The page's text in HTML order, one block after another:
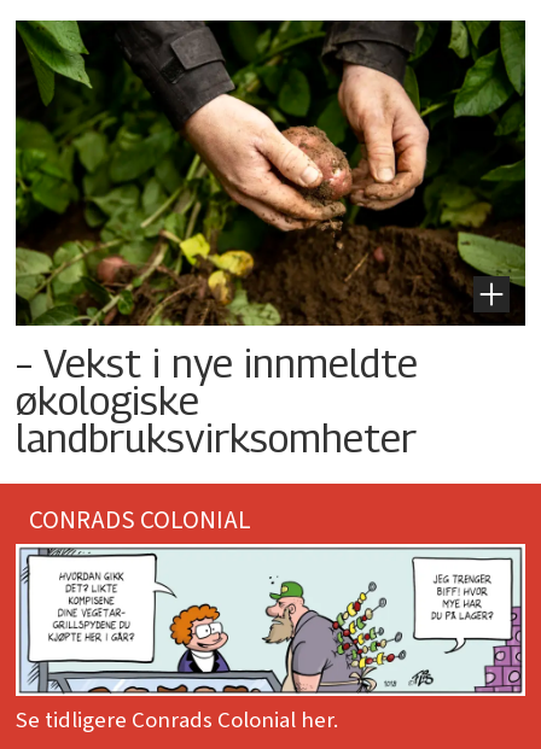
– Vekst i nye innmeldte
økologiske
landbruksvirksomheter
CONRADS COLONIAL
Se tidligere Conrads Colonial her.